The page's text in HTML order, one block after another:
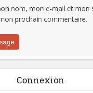
nom, mon e-mail et mon
prochain commentaire.
Connexion